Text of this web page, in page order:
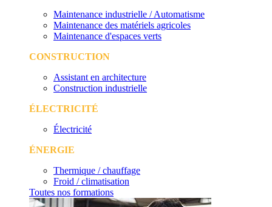
Maintenance industrielle / Automatisme
Maintenance des matériels agricoles
Maintenance d'espaces verts
CONSTRUCTION
Assistant en architecture
Construction industrielle
ÉLECTRICITÉ
Électricité
ÉNERGIE
Thermique / chauffage
Froid / climatisation
Toutes nos formations